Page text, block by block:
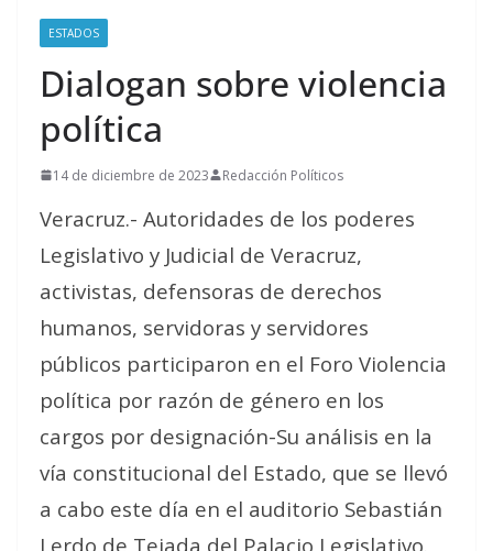
ESTADOS
Dialogan sobre violencia
política
14 de diciembre de 2023 Redacción Políticos
Veracruz.- Autoridades de los poderes
Legislativo y Judicial de Veracruz,
activistas, defensoras de derechos
humanos, servidoras y servidores
públicos participaron en el Foro Violencia
política por razón de género en los
cargos por designación-Su análisis en la
vía constitucional del Estado, que se llevó
a cabo este día en el auditorio Sebastián
Lerdo de Tejada del Palacio Legislativo.